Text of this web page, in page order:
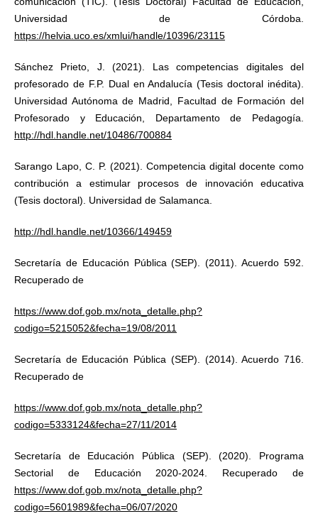
Universidad de Córdoba.
https://helvia.uco.es/xmlui/handle/10396/23115
Sánchez Prieto, J. (2021). Las competencias digitales del
profesorado de F.P. Dual en Andalucía (Tesis doctoral inédita).
Universidad Autónoma de Madrid, Facultad de Formación del
Profesorado y Educación, Departamento de Pedagogía.
http://hdl.handle.net/10486/700884
Sarango Lapo, C. P. (2021). Competencia digital docente como
contribución a estimular procesos de innovación educativa
(Tesis doctoral). Universidad de Salamanca.
http://hdl.handle.net/10366/149459
Secretaría de Educación Pública (SEP). (2011). Acuerdo 592.
Recuperado de
https://www.dof.gob.mx/nota_detalle.php?
codigo=5215052&fecha=19/08/2011
Secretaría de Educación Pública (SEP). (2014). Acuerdo 716.
Recuperado de
https://www.dof.gob.mx/nota_detalle.php?
codigo=5333124&fecha=27/11/2014
Secretaría de Educación Pública (SEP). (2020). Programa
Sectorial de Educación 2020-2024. Recuperado de
https://www.dof.gob.mx/nota_detalle.php?
codigo=5601989&fecha=06/07/2020